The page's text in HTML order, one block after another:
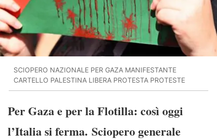
SCIOPERO NAZIONALE PER GAZA MANIFESTANTE
CARTELLO PALESTINA LIBERA PROTESTA PROTESTE
Per Gaza e per la Flotilla: così oggi
l’Italia si ferma. Sciopero generale